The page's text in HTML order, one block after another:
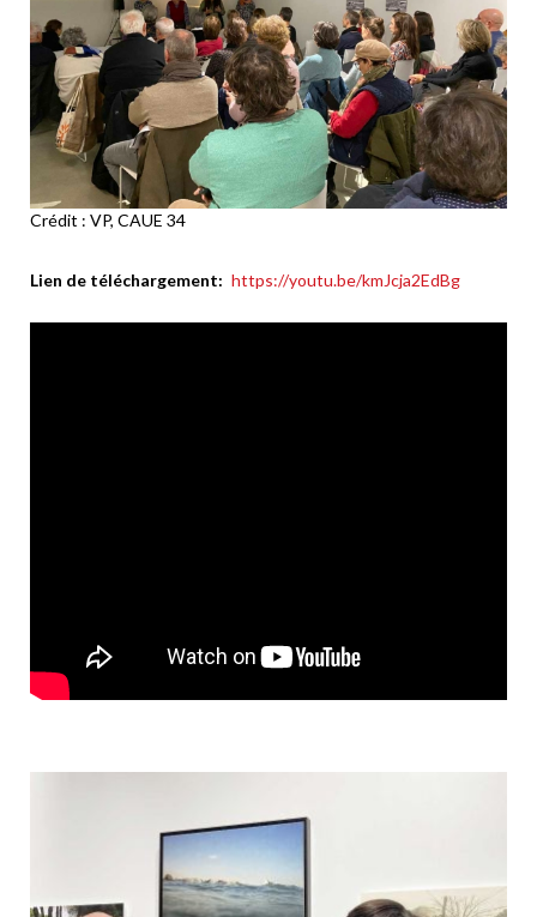
Crédit : VP, CAUE 34
Lien de téléchargement https://youtu.be/kmJcja2EdBg